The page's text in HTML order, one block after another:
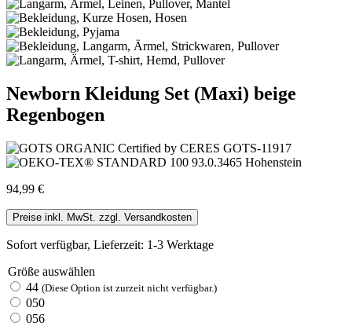
Newborn Kleidung Set (Maxi) beige
Regenbogen
94,99 €
Preise inkl. MwSt. zzgl. Versandkosten
Sofort verfügbar, Lieferzeit: 1-3 Werktage
Größe auswählen
44 (Diese Option ist zurzeit nicht verfügbar.)
050
056